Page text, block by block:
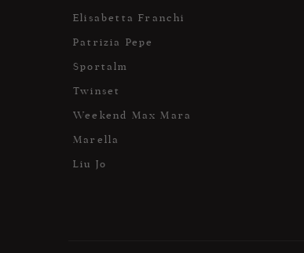
Elisabetta Franchi
Patrizia Pepe
Sportalm
Twinset
Weekend Max Mara
Marella
Liu Jo